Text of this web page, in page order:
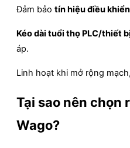
Đảm bảo tín hiệu điều
Kéo dài tuổi thọ PLC/thiết
áp.
Linh hoạt khi mở rộng
Tại sao nên chọn
Wago?